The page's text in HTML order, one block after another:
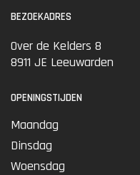
BEZOEKADRES
Over de Kelders 8
8911 JE Leeuwarden
OPENINGSTIJDEN
Maandag
Dinsdag
Woensdag